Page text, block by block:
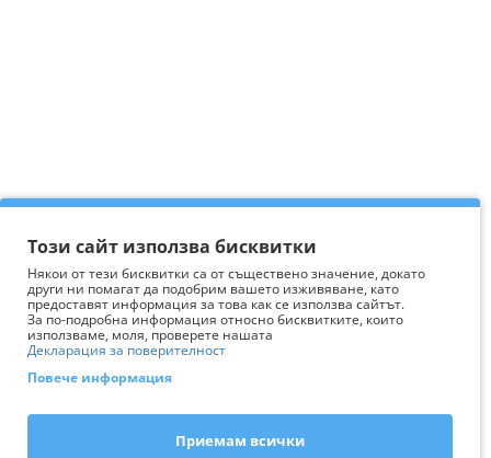
Този сайт използва бисквитки
Някои от тези бисквитки са от съществено значение, докато
други ни помагат да подобрим вашето изживяване, като
предоставят информация за това как се използва сайтът.
За по-подробна информация относно бисквитките, които
използваме, моля, проверете нашата
Декларация за поверителност
Повече информация
Приемам всички